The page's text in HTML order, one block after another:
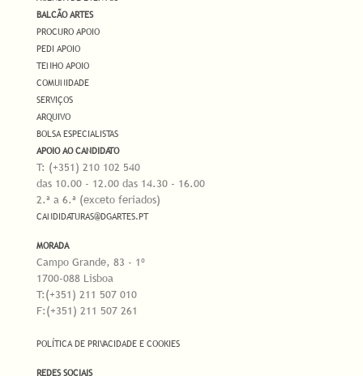
BALCÃO ARTES
PROCURO APOIO
PEDI APOIO
TENHO APOIO
COMUNIDADE
SERVIÇOS
ARQUIVO
BOLSA ESPECIALISTAS
APOIO AO CANDIDATO
T: (+351) 210 102 540
das 10.00 - 12.00 das 14.30 - 16.00
2.ª a 6.ª (exceto feriados)
CANDIDATURAS@DGARTES.PT
MORADA
Campo Grande, 83 - 1º
1700-088 Lisboa
T:(+351) 211 507 010
F:(+351) 211 507 261
POLÍTICA DE PRIVACIDADE E COOKIES
REDES SOCIAIS